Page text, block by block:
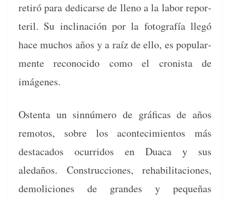
retiró para dedi­carse de lleno a la labor repor­
ter­il. Su incli­nación por la fotografía llegó
hace muchos años y a raíz de ello, es pop­u­lar­
mente recono­ci­do como el cro­nista de
imágenes.
Osten­ta un sin­número de grá­fi­cas de años
remo­tos, sobre los acon­tec­imien­tos más
desta­ca­dos ocur­ri­dos en Dua­ca y sus
aledaños. Con­struc­ciones, reha­bil­ita­ciones,
demo­li­ciones de grandes y pequeñas